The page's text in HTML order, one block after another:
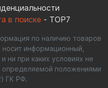
в поиске - TOP7
по наличию товаров
информационный,
ни при каких условиях не
определяемой положениями
ГК РФ.